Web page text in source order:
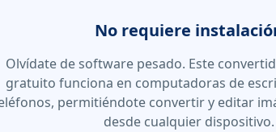
No requiere
Olvídate de software pesado. Este
gratuito funciona en computadoras de
permitiéndote convertir y editar
desde cualquier dispositivo.